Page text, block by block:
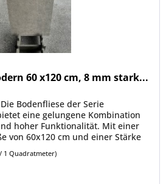
60 x120 cm, 8 mm stark...
Bodenfliese der Serie
eine gelungene Kombination
hoher Funktionalität. Mit einer
von 60x120 cm und einer Stärke
1 Quadratmeter)